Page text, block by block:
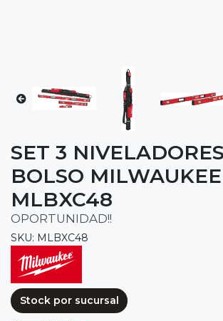
SET 3
BOLSO MILWAUKEE
MLBXC48
OPORTUNIDAD!!
SKU: MLBXC48
Stock por sucursal